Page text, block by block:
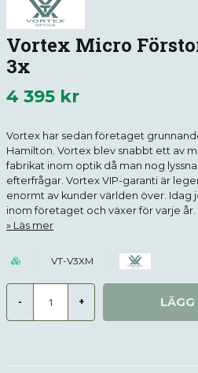
Vortex Micro
3x
4 395 kr
Vortex har sedan företaget
Hamilton. Vortex blev snabbt ett av
fabrikat inom optik då man nog
efterfrågar. Vortex VIP-garanti är
enormt av kunder världen över.
inom företaget och växer för varje år.
Läs mer
VT-V3XM
- + LÄGG